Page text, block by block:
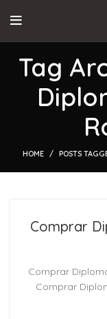
Tag
HOME POSTS
Comprar
Comprar
Comprar